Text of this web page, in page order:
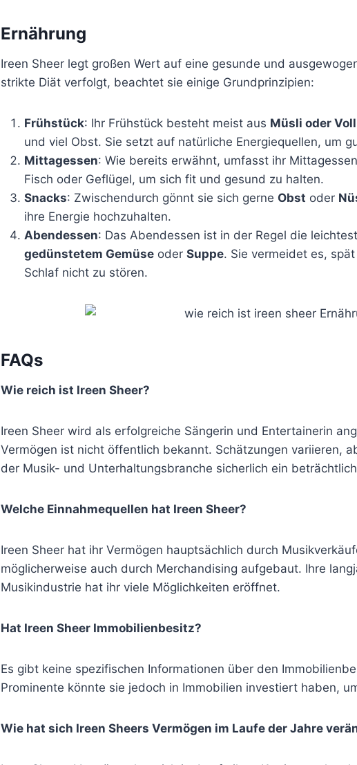
Ernährung
Ireen Sheer legt großen Wert auf eine gesunde und
strikte Diät verfolgt, beachtet sie einige Grundprinzipien:
Frühstück: Ihr Frühstück besteht meist aus Müsli oder
und viel Obst. Sie setzt auf natürliche Energiequellen, um
Mittagessen: Wie bereits erwähnt, umfasst ihr
Fisch oder Geflügel, um sich fit und gesund zu halten.
Snacks: Zwischendurch gönnt sie sich gerne Obst oder
ihre Energie hochzuhalten.
Abendessen: Das Abendessen ist in der Regel die
gedünstetem Gemüse oder Suppe. Sie vermeidet es,
Schlaf nicht zu stören.
FAQs
Wie reich ist Ireen Sheer?
Ireen Sheer wird als erfolgreiche Sängerin und Entertainerin
Vermögen ist nicht öffentlich bekannt. Schätzungen variieren,
der Musik- und Unterhaltungsbranche sicherlich ein
Welche Einnahmequellen hat Ireen Sheer?
Ireen Sheer hat ihr Vermögen hauptsächlich durch
möglicherweise auch durch Merchandising aufgebaut. Ihre
Musikindustrie hat ihr viele Möglichkeiten eröffnet.
Hat Ireen Sheer Immobilienbesitz?
Es gibt keine spezifischen Informationen über den
Prominente könnte sie jedoch in Immobilien investiert haben,
Wie hat sich Ireen Sheers Vermögen im Laufe der Jahre